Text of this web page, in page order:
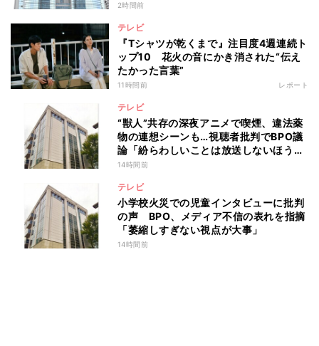
2時間前
テレビ
『Tシャツが乾くまで』注目度4週連続ト
ップ10 花火の音にかき消された“伝え
たかった言葉”
11時間前 レポート
テレビ
“獣人”共存の深夜アニメで喫煙、違法薬
物の連想シーンも…視聴者批判でBPO議
論「紛らわしいことは放送しないほう
が」
14時間前
テレビ
小学校火災での児童インタビューに批判
の声 BPO、メディア不信の表れを指摘
「萎縮しすぎない視点が大事」
14時間前